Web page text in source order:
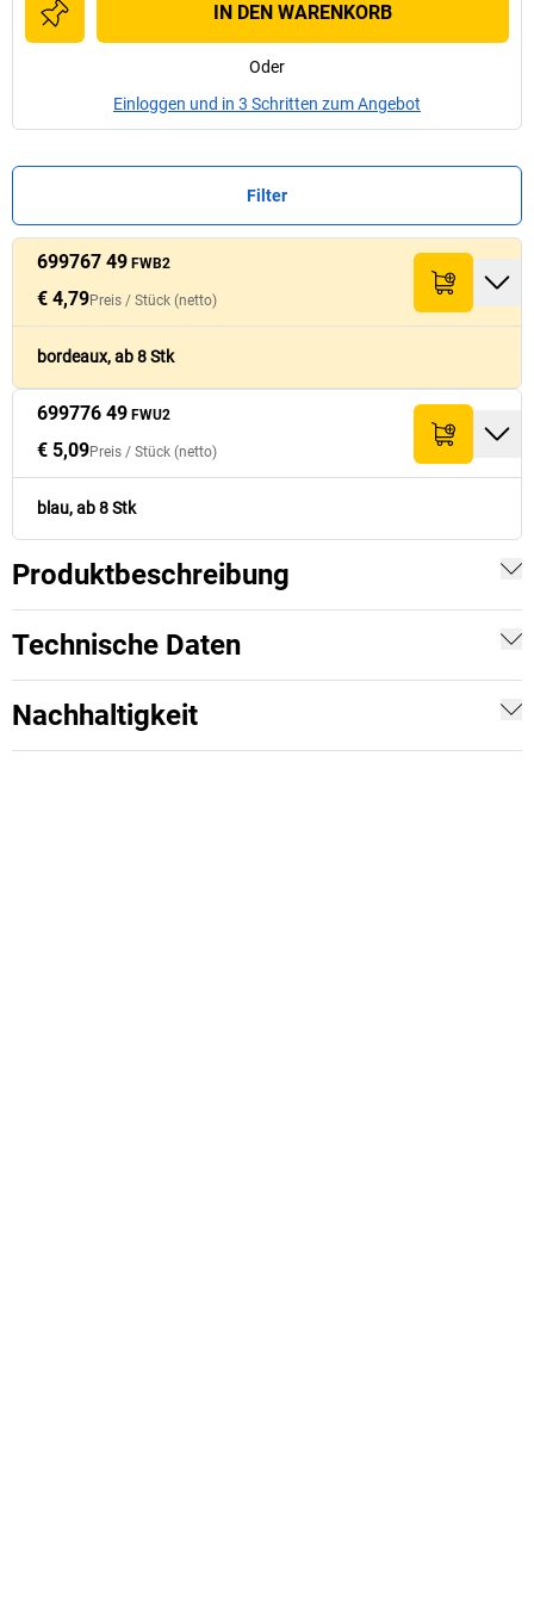
IN DEN WARENKORB
Oder
Einloggen und in 3 Schritten zum Angebot
Filter
Nr.
Palettenmenge
Preis /Stück
Nr.
Palettenmenge
Preis /Stück
699767 49 FWB2
€ 4,79
699776 49 FWU2
€ 5,09
699767 49 FWB2
€ 4,79Preis / Stück (netto)
bordeaux, ab 8 Stk
699776 49 FWU2
€ 5,09Preis / Stück (netto)
blau, ab 8 Stk
Produktbeschreibung
Technische Daten
Nachhaltigkeit